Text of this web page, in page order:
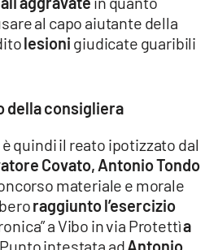
al capo aiutante della
lesioni giudicate guaribili
della consigliera
è quindi il reato ipotizzato dal
Covato, Antonio Tondo
materiale e morale
raggiunto l’esercizio
a Vibo in via Protettìa
intestata adAntonio